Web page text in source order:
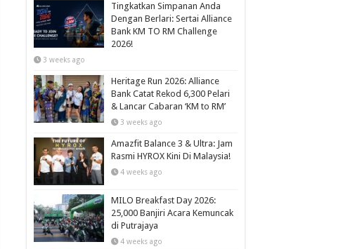
Tingkatkan Simpanan Anda
Dengan Berlari: Sertai Alliance
Bank KM TO RM Challenge
2026!
3 weeks ago
Heritage Run 2026: Alliance
Bank Catat Rekod 6,300 Pelari
& Lancar Cabaran ‘KM to RM’
3 weeks ago
Amazfit Balance 3 & Ultra: Jam
Rasmi HYROX Kini Di Malaysia!
4 weeks ago
MILO Breakfast Day 2026:
25,000 Banjiri Acara Kemuncak
di Putrajaya
4 weeks ago